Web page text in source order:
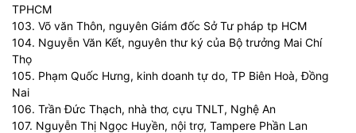
TPHCM
103. Võ văn Thôn, nguyên Giám đốc Sở Tư pháp tp HCM
104. Nguyễn Văn Kết, nguyên thư ký của Bộ trưởng Mai Chí
Thọ
105. Phạm Quốc Hưng, kinh doanh tự do, TP Biên Hoà, Đồng
Nai
106. Trần Đức Thạch, nhà thơ, cựu TNLT, Nghệ An
107. Nguyễn Thị Ngọc Huyền, nội trợ, Tampere Phần Lan